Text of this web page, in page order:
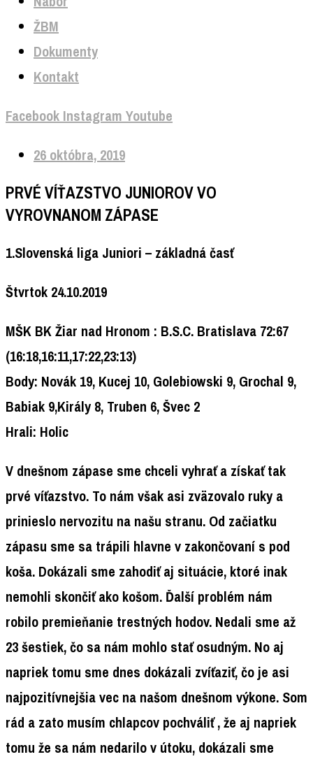
ŽBM
Dokumenty
Kontakt
Facebook Instagram Youtube
26 októbra, 2019
PRVÉ VÍŤAZSTVO JUNIOROV VO
VYROVNANOM ZÁPASE
1.Slovenská liga Juniori – základná časť
Štvrtok 24.10.2019
MŠK BK Žiar nad Hronom : B.S.C. Bratislava 72:67
(16:18,16:11,17:22,23:13)
Body: Novák 19, Kucej 10, Golebiowski 9, Grochal 9,
Babiak 9,Király 8, Truben 6, Švec 2
Hrali: Holic
V dnešnom zápase sme chceli vyhrať a získať tak
prvé víťazstvo. To nám však asi zväzovalo ruky a
prinieslo nervozitu na našu stranu. Od začiatku
zápasu sme sa trápili hlavne v zakončovaní s pod
koša. Dokázali sme zahodiť aj situácie, ktoré inak
nemohli skončiť ako košom. Ďalší problém nám
robilo premieňanie trestných hodov. Nedali sme až
23 šestiek, čo sa nám mohlo stať osudným. No aj
napriek tomu sme dnes dokázali zvíťaziť, čo je asi
najpozitívnejšia vec na našom dnešnom výkone. Som
rád a zato musím chlapcov pochváliť , že aj napriek
tomu že sa nám nedarilo v útoku, dokázali sme